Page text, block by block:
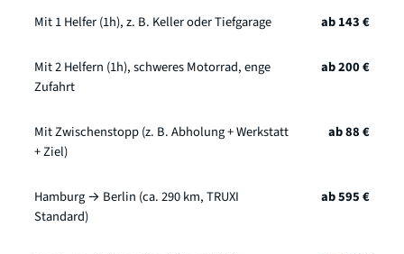
Mit 1 Helfer (1h), z. B. Keller oder Tiefgarage ab 143 €
Mit 2 Helfern (1h), schweres Motorrad, enge
Zufahrt
ab 200 €
Mit Zwischenstopp (z. B. Abholung + Werkstatt
+ Ziel)
ab 88 €
Hamburg → Berlin (ca. 290 km, TRUXI
Standard)
ab 595 €